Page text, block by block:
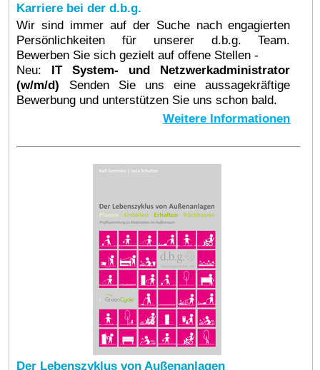
Karriere bei der d.b.g.
Wir sind immer auf der Suche nach engagierten
Persönlichkeiten für unserer d.b.g. Team.
Bewerben Sie sich gezielt auf offene Stellen -
Neu: IT System- und Netzwerkadministrator
(w/m/d) Senden Sie uns eine aussagekräftige
Bewerbung und unterstützen Sie uns schon bald.
Weitere Informationen
Der Lebenszyklus von Außenanlagen